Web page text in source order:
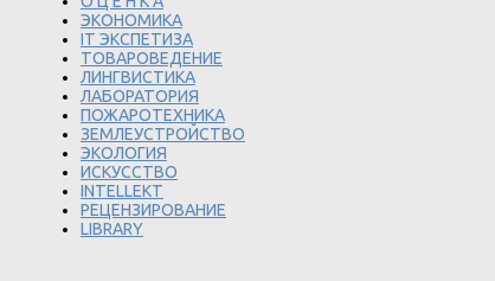
ЭКОНОМИКА
IT ЭКСПЕТИЗА
ТОВАРОВЕДЕНИЕ
ЛИНГВИСТИКА
ЛАБОРАТОРИЯ
ПОЖАРОТЕХНИКА
ЗЕМЛЕУСТРОЙСТВО
ЭКОЛОГИЯ
ИСКУССТВО
INTELLEKT
РЕЦЕНЗИРОВАНИЕ
LIBRARY